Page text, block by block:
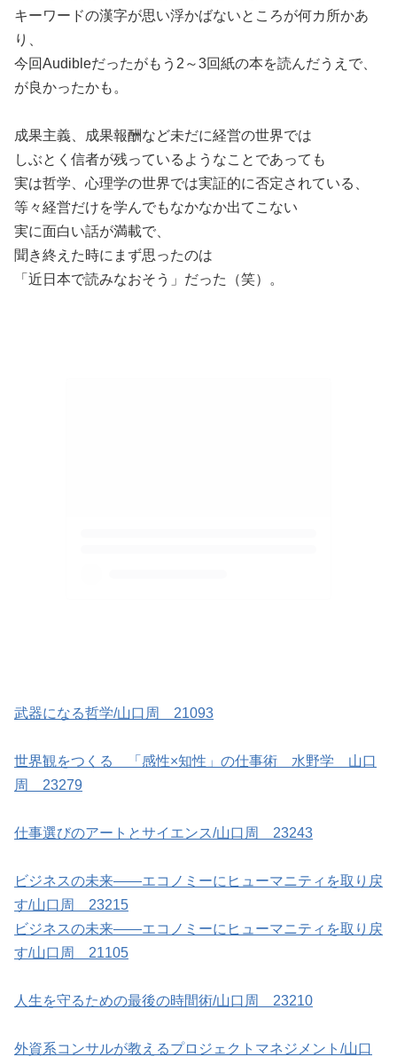
キーワードの漢字が思い浮かばないところが何カ所かあ
り、
今回Audibleだったがもう2～3回紙の本を読んだうえで、
が良かったかも。
成果主義、成果報酬など未だに経営の世界では
しぶとく信者が残っているようなことであっても
実は哲学、心理学の世界では実証的に否定されている、
等々経営だけを学んでもなかなか出てこない
実に面白い話が満載で、
聞き終えた時にまず思ったのは
「近日本で読みなおそう」だった（笑）。
武器になる哲学/山口周 21093
世界観をつくる 「感性×知性」の仕事術 水野学 山口
周 23279
仕事選びのアートとサイエンス/山口周 23243
ビジネスの未来――エコノミーにヒューマニティを取り戻
す/山口周 23215
ビジネスの未来――エコノミーにヒューマニティを取り戻
す/山口周 21105
人生を守るための最後の時間術/山口周 23210
外資系コンサルが教えるプロジェクトマネジメント/山口